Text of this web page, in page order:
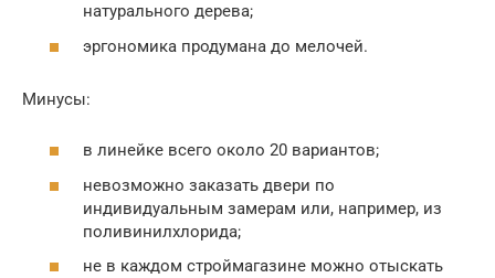
натурального дерева;
эргономика продумана до мелочей.
Минусы:
в линейке всего около 20 вариантов;
невозможно заказать двери по
индивидуальным замерам или, например, из
поливинилхлорида;
не в каждом строймагазине можно отыскать